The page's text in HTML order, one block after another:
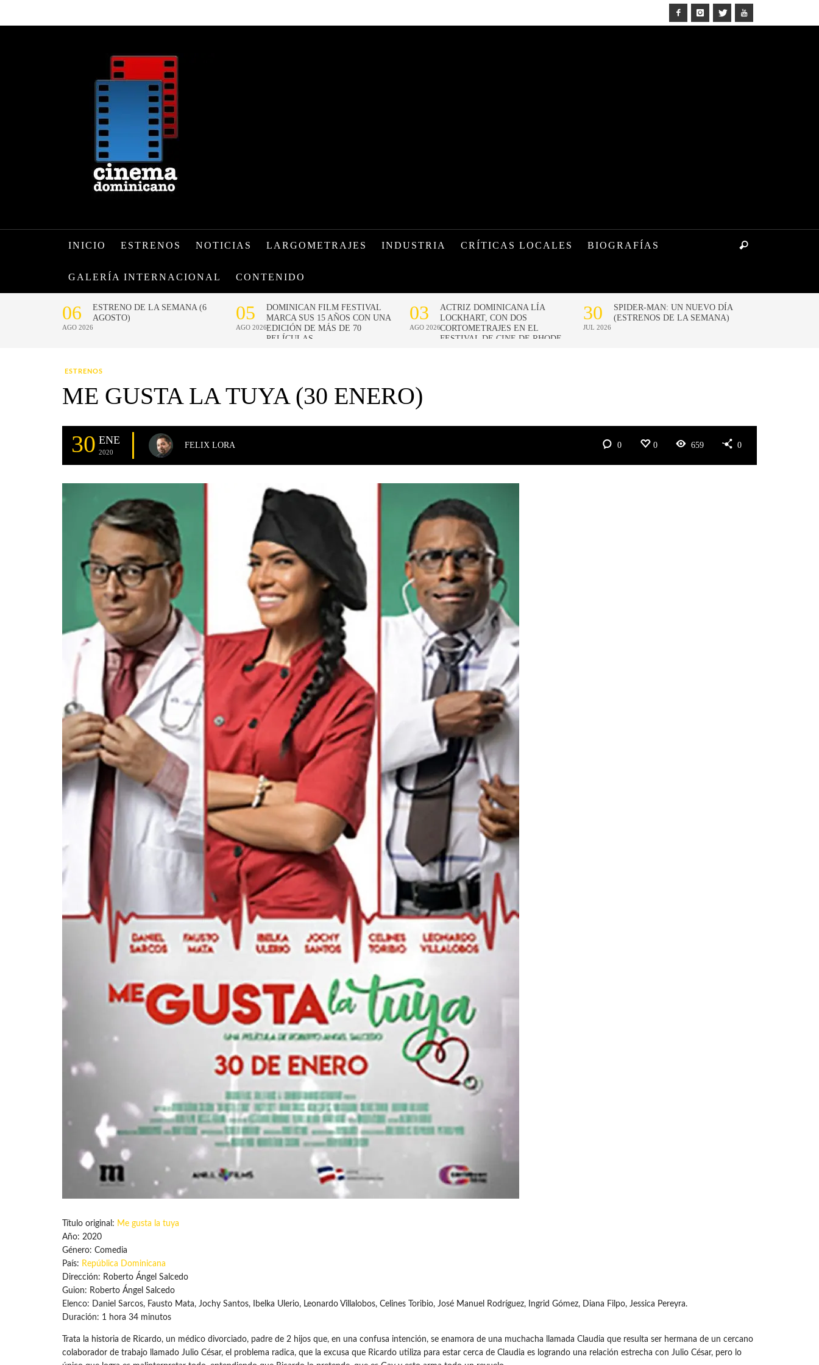
INICIO ESTRENOS NOTICIAS LARGOMETRAJES INDUSTRIA CRÍTICAS LOCALES BIOGRAFÍAS
GALERÍA INTERNACIONAL CONTENIDO
ESTRENOS
ME GUSTA LA TUYA (30 ENERO)
30 ENE
2020
FELIX LORA 0 0 659 0
Título original: Me gusta la tuya
Año: 2020
Género: Comedia
País: República Dominicana
Dirección: Roberto Ángel Salcedo
Guion: Roberto Ángel Salcedo
Elenco: Daniel Sarcos, Fausto Mata, Jochy Santos, Ibelka Ulerio, Leonardo Villalobos, Celines Toribio, José Manuel Rodríguez, Ingrid Gómez, Diana Filpo, Jessica Pereyra.
Duración: 1 hora 34 minutos
Trata la historia de Ricardo, un médico divorciado, padre de 2 hijos que, en una confusa intención, se enamora de una muchacha llamada Claudia que resulta ser hermana de un cercano
colaborador de trabajo llamado Julio César, el problema radica, que la excusa que Ricardo utiliza para estar cerca de Claudia es logrando una relación estrecha con Julio César, pero lo